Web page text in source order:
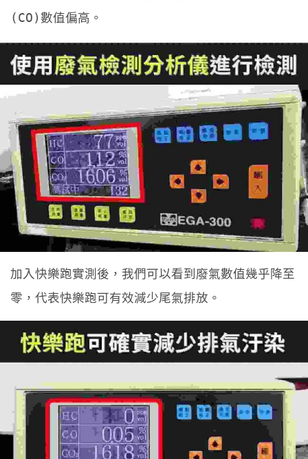
(CO)數值偏高。
加入快樂跑實測後，我們可以看到廢氣數值幾乎降至
零，代表快樂跑可有效減少尾氣排放。